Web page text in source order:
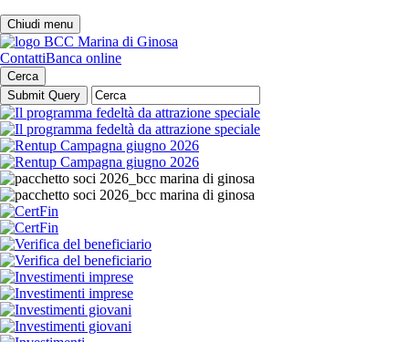
Chiudi menu
ContattiBanca online
Cerca